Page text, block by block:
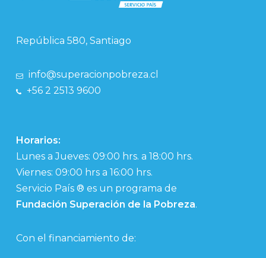
República 580, Santiago
info@superacionpobreza.cl
+56 2 2513 9600
Horarios:
Lunes a Jueves: 09:00 hrs. a 18:00 hrs.
Viernes: 09:00 hrs a 16:00 hrs.
Servicio País ® es un programa de
Fundación Superación de la Pobreza.
Con el financiamiento de: